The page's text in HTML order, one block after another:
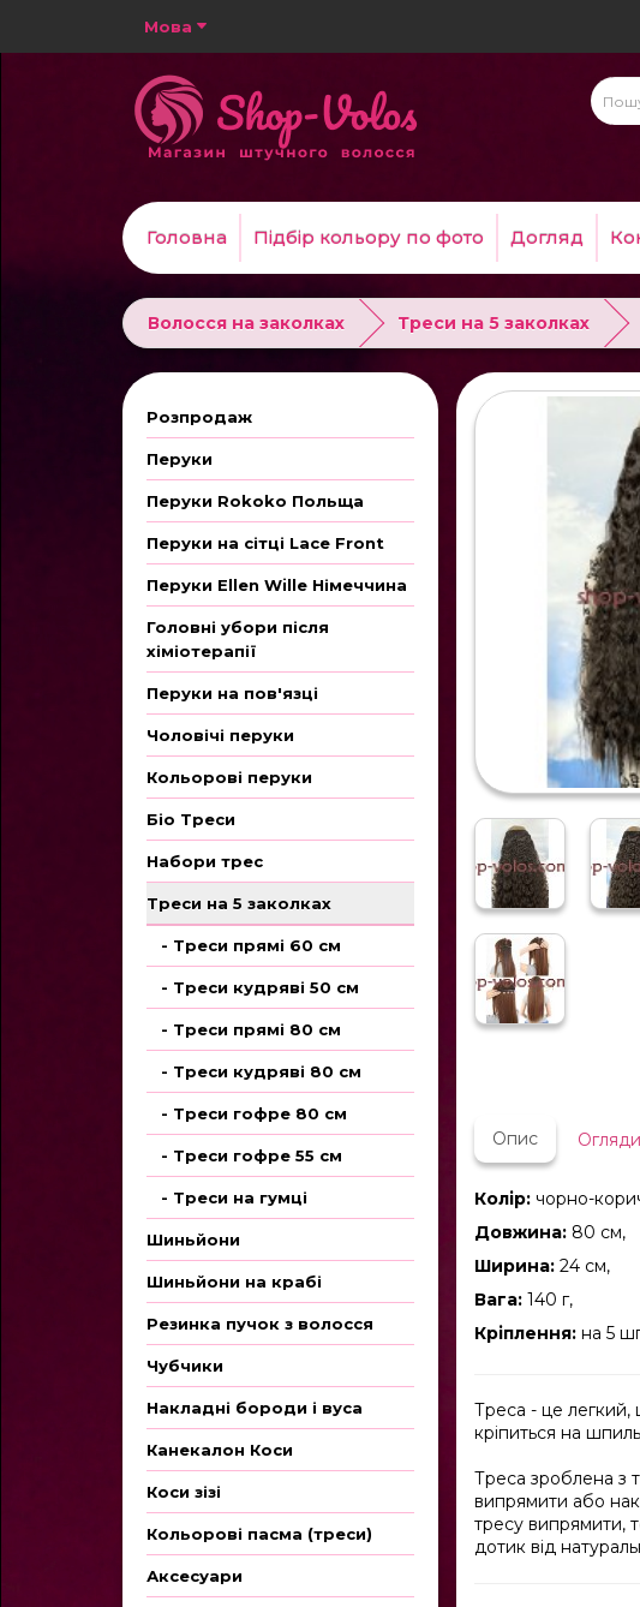
Мова
Головна Підбір кольору по фото Догляд
Волосся на заколках Треси на 5 заколках
Розпродаж
Перуки
Перуки Rokoko Польща
Перуки на сітці Lace Front
Перуки Ellen Wille Німеччина
Головні убори після
хіміотерапії
Перуки на пов'язці
Чоловічі перуки
Кольорові перуки
Біо Треси
Набори трес
Треси на 5 заколках
- Треси прямі 60 см
- Треси кудряві 50 см
- Треси прямі 80 см
- Треси кудряві 80 см
- Треси гофре 80 см
- Треси гофре 55 см
- Треси на гумці
Шиньйони
Шиньйони на крабі
Резинка пучок з волосся
Чубчики
Накладні бороди і вуса
Канекалон Коси
Коси зізі
Кольорові пасма (треси)
Аксесуари
Опис
Колір:чорно-
Довжина:80 см,
Ширина:24 см,
Вага:140 г,
Кріплення:на 5
Треса - це легкий,
кріпиться на
Треса зроблена з
випрямити або
тресу випрямити,
дотик від